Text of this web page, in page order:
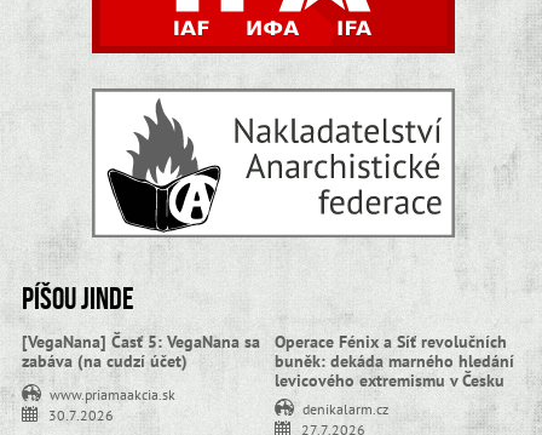
Píšou jinde
[VegaNana] Časť 5: VegaNana sa
zabáva (na cudzí účet)
www.priamaakcia.sk
30.7.2026
Operace Fénix a Síť revolučních
buněk: dekáda marného hledání
levicového extremismu v Česku
denikalarm.cz
27.7.2026